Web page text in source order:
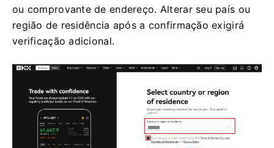
ou comprovante de endereço. Alterar seu país ou
região de residência após a confirmação exigirá
verificação adicional.